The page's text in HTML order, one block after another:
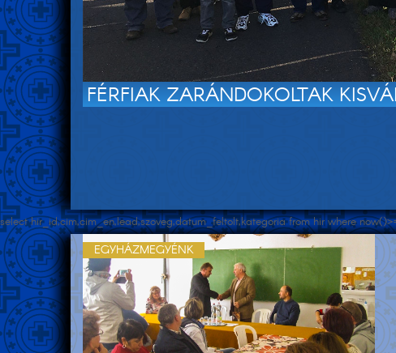
FÉRFIAK ZARÁNDOKOLTAK
select hir_id,cim,cim_en,lead,szoveg,datum_feltolt,kategoria from hir where
EGYHÁZMEGYÉNK